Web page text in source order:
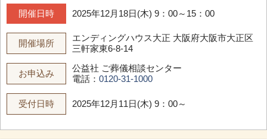
開催日時 2025年12月18日(木) 9：00～15：00
開催場所
エンディングハウス大正 大阪府大阪市大正区
三軒家東6-8-14
お申込み
公益社 ご葬儀相談センター
電話： 0120-31-1000
受付日時 2025年12月11日(木) 9：00～